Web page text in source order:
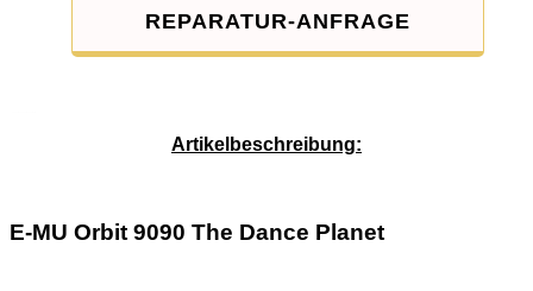
REPARATUR-ANFRAGE
Artikelbeschreibung:
E-MU Orbit 9090 The Dance Planet